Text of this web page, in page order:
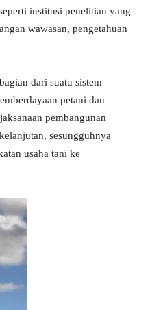
institusi penelitian yang
wawasan, pengetahuan
dari suatu sistem
petani dan
pembangunan
sesungguhnya
usaha tani ke